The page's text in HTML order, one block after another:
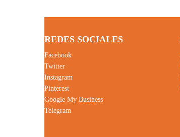
REDES SOCIALES
Facebook
Twitter
Instagram
Pinterest
Google My Business
Telegram